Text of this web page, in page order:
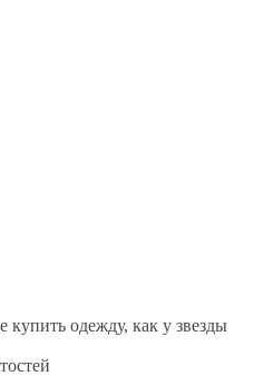
купить одежду, как у звезды